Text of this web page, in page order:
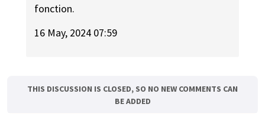
fonction.
16 May, 2024 07:59
THIS DISCUSSION IS CLOSED, SO NO NEW COMMENTS CAN
BE ADDED